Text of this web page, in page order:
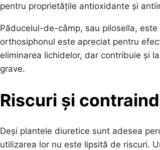
pentru proprietățile antioxidante și
Păducelul-de-câmp, sau pilosella,
orthosiphonul este apreciat pentru
eliminarea lichidelor, dar contribuie și
grave.
Riscuri și
Deși plantele diuretice sunt adesea
utilizarea lor nu este lipsită de riscuri.